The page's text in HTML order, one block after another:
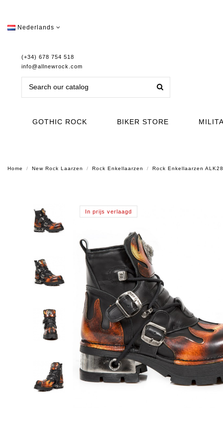
Nederlands
(+34) 678 754 518
info@allnewrock.com
GOTHIC ROCK BIKER STORE
Home New Rock Laarzen Rock Enkellaarzen Rock Enkellaarzen
In prijs verlaagd